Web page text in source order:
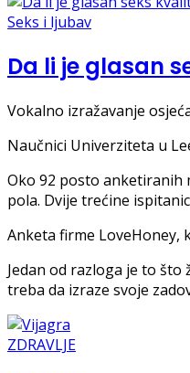
Seks i ljubav
Da li je glasan
Vokalno izražavanje
Naučnici Univerziteta u
Oko 92 posto anketiranih
pola. Dvije trećine
Anketa firme LoveHoney,
Jedan od razloga je to
treba da izraze svoje
ZDRAVLJE